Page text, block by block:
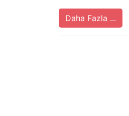
Daha Fazla ...